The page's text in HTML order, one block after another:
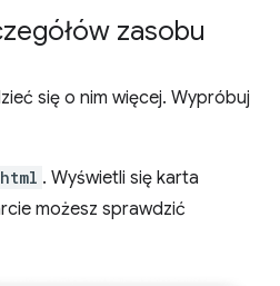
zasobu
się o nim więcej. Wypróbuj
. Wyświetli się karta
możesz sprawdzić